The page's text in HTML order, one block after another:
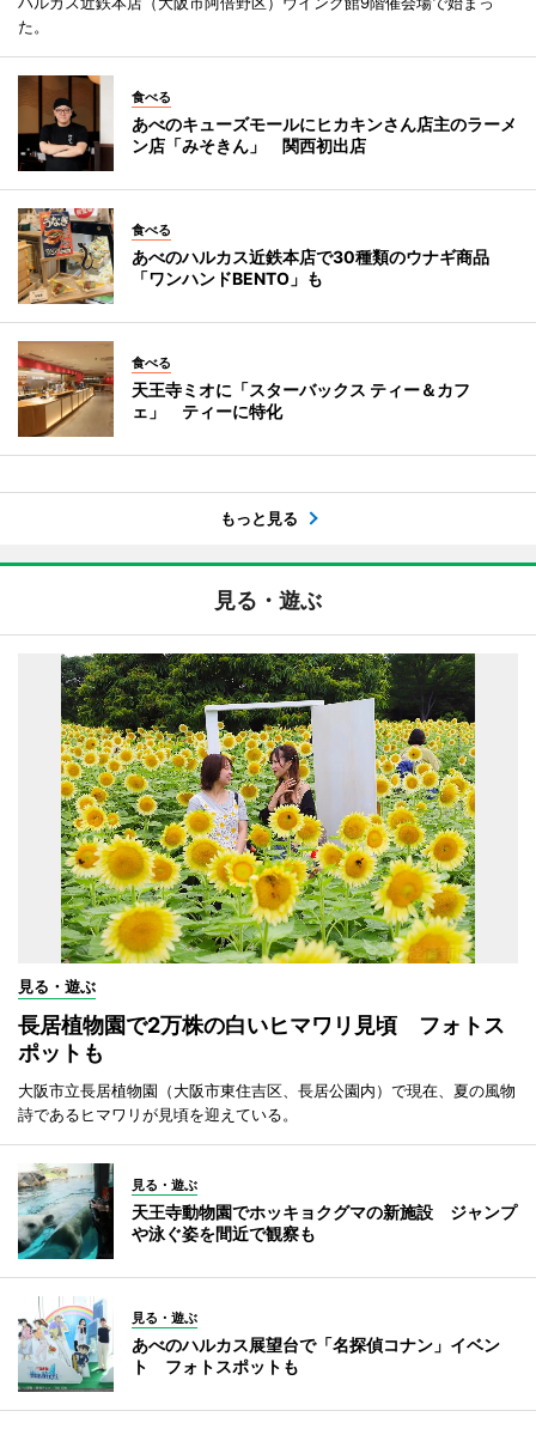
た。
食べる
あべのキューズモールにヒカキンさん店主のラーメ
ン店「みそきん」 関西初出店
食べる
あべのハルカス近鉄本店で30種類のウナギ商品
「ワンハンドBENTO」も
食べる
天王寺ミオに「スターバックス ティー＆カフ
ェ」 ティーに特化
もっと見る
見る・遊ぶ
見る・遊ぶ
長居植物園で2万株の白いヒマワリ見頃 フォトス
ポットも
大阪市立長居植物園（大阪市東住吉区、長居公園内）で現在、夏の風物
詩であるヒマワリが見頃を迎えている。
見る・遊ぶ
天王寺動物園でホッキョクグマの新施設 ジャンプ
や泳ぐ姿を間近で観察も
見る・遊ぶ
あべのハルカス展望台で「名探偵コナン」イベン
ト フォトスポットも